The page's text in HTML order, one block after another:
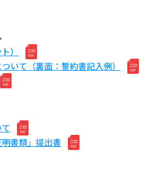
）
いて（裏面：誓約書記入例）
書類」提出書